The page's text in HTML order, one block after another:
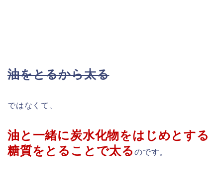
油をとるから太る
ではなくて、
油と一緒に炭水化物をはじめとする
糖質をとることで太る のです。